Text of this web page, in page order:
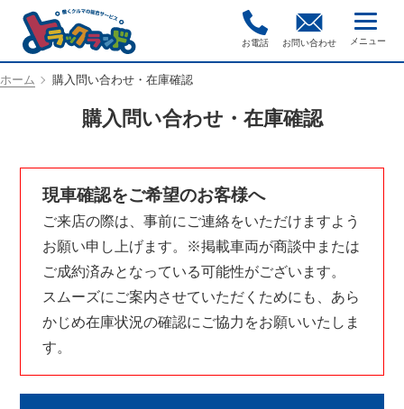
お電話 お問い合わせ
ホーム 購入問い合わせ・在庫確認
購入問い合わせ・在庫確認
現車確認をご希望のお客様へ
ご来店の際は、事前にご連絡をいただけますよう
お願い申し上げます。※掲載車両が商談中または
ご成約済みとなっている可能性がございます。
スムーズにご案内させていただくためにも、あら
かじめ在庫状況の確認にご協力をお願いいたしま
す。